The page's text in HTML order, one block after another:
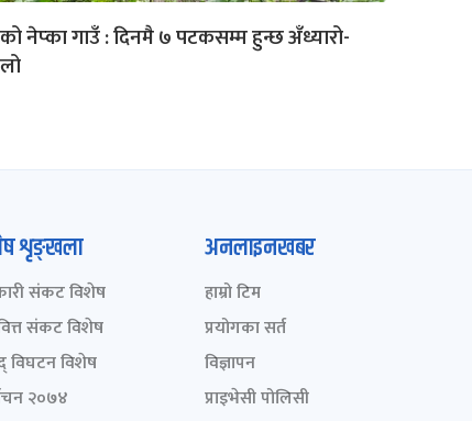
नेप्का गाउँ : दिनमै ७ पटकसम्म हुन्छ अँध्यारो-
शृङ्खला
संकट विशेष
संकट विशेष
विघटन विशेष
२०७४
अनलाइनखबर
हाम्रो टिम
प्रयोगका सर्त
विज्ञापन
प्राइभेसी पोलिसी